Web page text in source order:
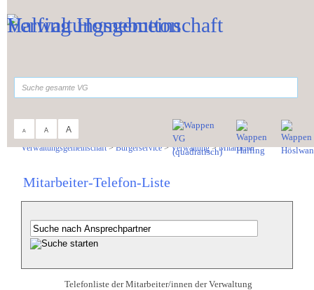
A A A
Verwaltungsgemeinschaft>Bürgerservice>Verwaltung>Mitarbeiter
Mitarbeiter-Telefon-Liste
Telefonliste der Mitarbeiter/innen der Verwaltung